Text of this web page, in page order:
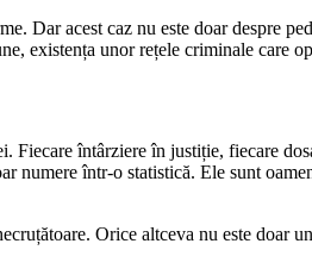
Dar acest caz nu este doar despre
existența unor rețele criminale care
întârziere în justiție, fiecare
într-o statistică. Ele sunt
Orice altceva nu este doar